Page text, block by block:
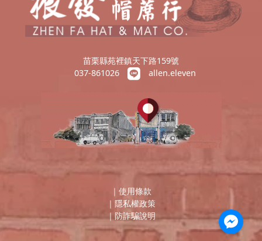
苗栗縣苑裡鎮天下路159號
037-861026
allen.eleven
｜ 使用條款
｜ 隱私權政策
｜防詐騙說明